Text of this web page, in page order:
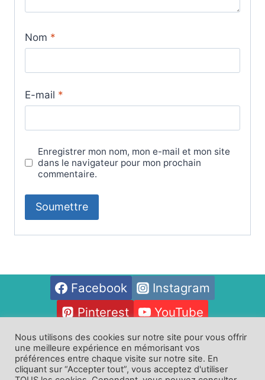
Nom *
E-mail *
Enregistrer mon nom, mon e-mail et mon site
dans le navigateur pour mon prochain
commentaire.
Facebook
Instagram
Pinterest
YouTube
Oeuvres
Contact
Politique de confidentialité
CGV
Nous utilisons des cookies sur notre site pour vous offrir
une meilleure expérience en mémorisant vos
préférences entre chaque visite sur notre site. En
cliquant sur “Accepter tout”, vous acceptez d'utiliser